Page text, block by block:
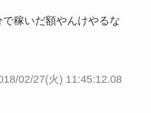
稼いだ額やんけやるな
02/27(火) 11:45:12.08